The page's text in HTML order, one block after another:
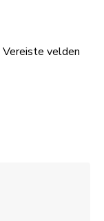
Vereiste velden